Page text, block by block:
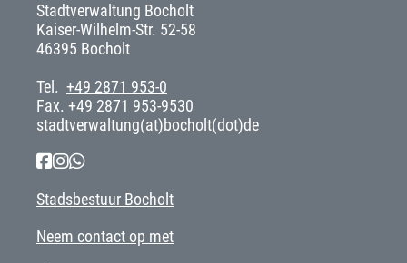
Stadtverwaltung Bocholt
Kaiser-Wilhelm-Str. 52-58
46395 Bocholt
Tel. +49 2871 953-0
Fax. +49 2871 953-9530
stadtverwaltung(at)bocholt(dot)de
Stadsbestuur Bocholt
Neem contact op met